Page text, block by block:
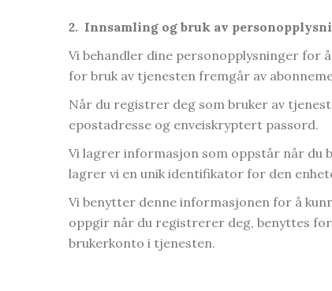
2. Innsamling og bruk av
Vi behandler dine personopplysninger for
for bruk av tjenesten fremgår av
Når du registrer deg som bruker av
epostadresse og enveiskryptert passord.
Vi lagrer informasjon som oppstår når du
lagrer vi en unik identifikator for den
Vi benytter denne informasjonen for å
oppgir når du registrerer deg, benyttes
brukerkonto i tjenesten.